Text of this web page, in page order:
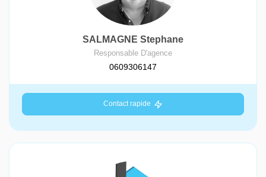
SALMAGNE Stephane
Responsable D'agence
0609306147
Contact rapide